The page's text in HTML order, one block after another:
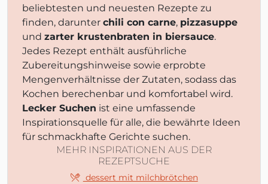
beliebtesten und neuesten Rezepte zu
finden, darunter chili con carne, pizzasuppe
und zarter krustenbraten in biersauce.
Jedes Rezept enthält ausführliche
Zubereitungshinweise sowie erprobte
Mengenverhältnisse der Zutaten, sodass das
Kochen berechenbar und komfortabel wird.
Lecker Suchen ist eine umfassende
Inspirationsquelle für alle, die bewährte Ideen
für schmackhafte Gerichte suchen.
MEHR INSPIRATIONEN AUS DER
REZEPTSUCHE
dessert mit milchbrötchen